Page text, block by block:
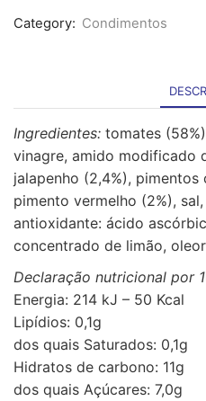
de
L
Category: Condimentos
Ingredientes: tomates
vinagre, amido modificado
jalapenho (2,4%), pimentos
pimento vermelho (2%),
antioxidante: ácido
concentrado de limão,
Declaração nutricional por
Energia: 214 kJ – 50 Kcal
Lipídios: 0,1g
dos quais Saturados: 0,1g
Hidratos de carbono: 11g
dos quais Açúcares: 7,0g